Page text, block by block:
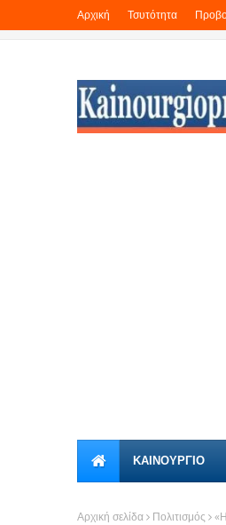
Αρχική Τσυτότητα
ΚΑΙΝΟΎΡΓΙΟ
Αρχική σελίδα Πολιτισμός